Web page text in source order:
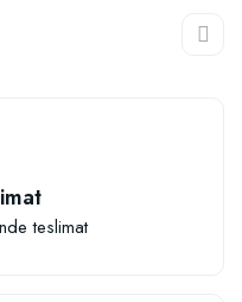
teslimat